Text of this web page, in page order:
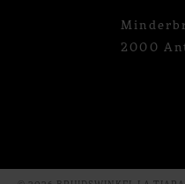
2000